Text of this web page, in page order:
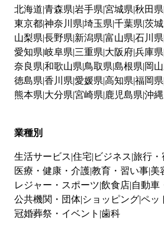
北海道 青森県 岩手県 宮城県 秋田県
東京都神奈川県 埼玉県 千葉県 茨
山梨県 長野県 新潟県 富山県 石川県
愛知県 岐阜県 三重県 大阪府兵庫県
奈良県 和歌山県 鳥取県 島根県 岡
徳島県 香川県 愛媛県 高知県 福岡県
熊本県 大分県 宮崎県 鹿児島県 沖
業種別
生活サービス 住宅 ビジネス 旅行・
医療・健康・介護教育・習い事 美
レジャー・スポーツ 飲食店 自動車
公共機関・団体 ショッピングペッ
冠婚葬祭・イベント 歯科